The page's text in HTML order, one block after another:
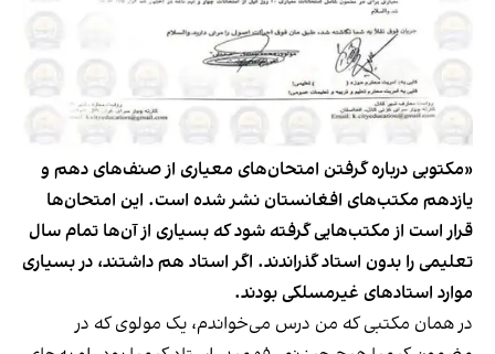
«مکتوبی درباره گرفتن امتحان‌های معیاری از صنف‌های دهم و
یازدهم مکتب‌های افغانستان نشر شده است. این امتحان‌ها
قرار است از مکتب‌هایی گرفته شود که بسیاری از آن‌ها تمام سال
تعلیمی را بدون استاد گذراندند. اگر استاد هم داشتند، در بسیاری
موارد استادهای غیرمسلکی بودند.
در همان مکتبی که من درس می‌خواندم، یک مولوی که در